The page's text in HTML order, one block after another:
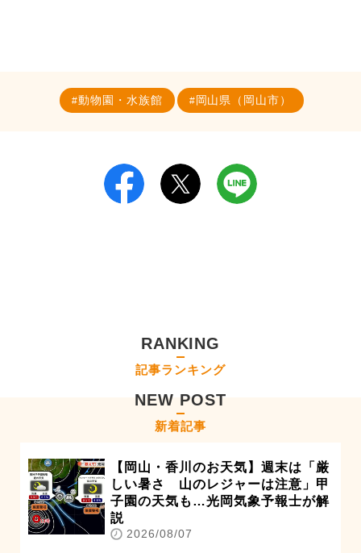
動物園・水族館 岡山県（岡山市）
RANKING
記事ランキング
NEW POST
新着記事
【岡山・香川のお天気】週末は「厳
しい暑さ 山のレジャーは注意」甲
子園の天気も…光岡気象予報士が解
説
2026/08/07